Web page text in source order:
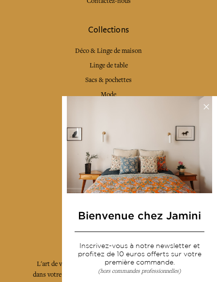
Collections
Déco & Linge de maison
Linge de table
Sacs & pochettes
Mode
Livraison & retour
CGV
Devenir revendeur
Notre communauté
L'art de vivre JAMINI raconté avec poésie et élégance
dans votre boîte mail. Inscrivez vous à notre newsletter
Bienvenue chez Jamini
Inscrivez-vous à notre newsletter et
profitez de 10 euros offerts sur votre
première commande.
(hors commandes professionnelles)